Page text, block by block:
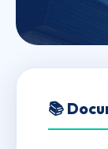
SDC
📚